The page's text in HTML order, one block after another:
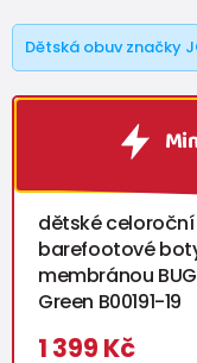
Dětská obuv značky
dětské celoroční
barefootové
membránou
Green B00191-19
1 399 Kč